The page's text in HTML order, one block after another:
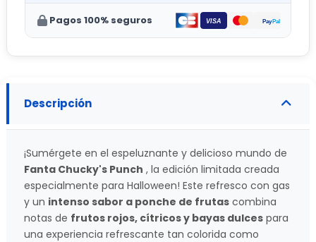
Pagos 100% seguros
Descripción
¡Sumérgete en el espeluznante y delicioso mundo de
Fanta Chucky's Punch , la edición limitada creada
especialmente para Halloween! Este refresco con gas
y un intenso sabor a ponche de frutas combina
notas de frutos rojos, cítricos y bayas dulces para
una experiencia refrescante tan colorida como